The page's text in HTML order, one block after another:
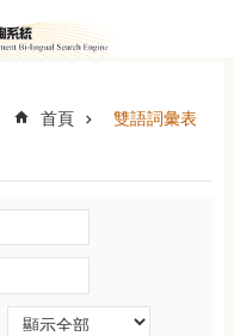
首頁 雙語詞彙表